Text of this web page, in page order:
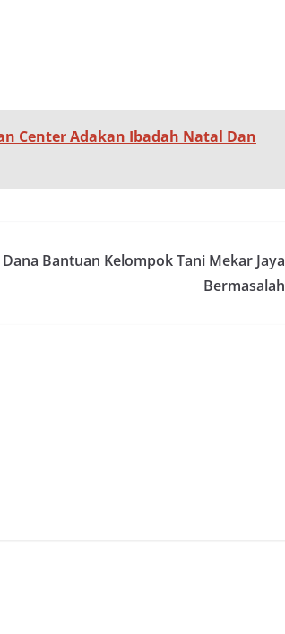
Center Adakan Ibadah Natal Dan
Dana Bantuan Kelompok Tani Mekar Jaya
Bermasalah